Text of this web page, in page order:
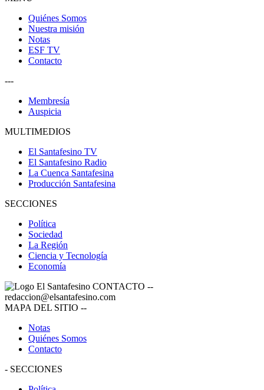
Quiénes Somos
Nuestra misión
Notas
ESF TV
Contacto
---
Membresía
Auspicia
MULTIMEDIOS
El Santafesino TV
El Santafesino Radio
La Cuenca Santafesina
Producción Santafesina
SECCIONES
Política
Sociedad
La Región
Ciencia y Tecnología
Economía
CONTACTO --
redaccion@elsantafesino.com
MAPA DEL SITIO --
Notas
Quiénes Somos
Contacto
- SECCIONES